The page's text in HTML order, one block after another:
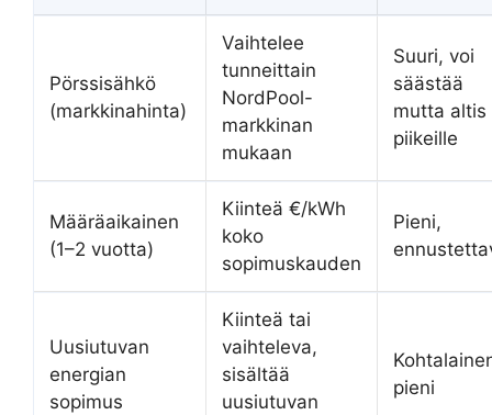
Pörssisähkö
(markkinahinta)
Vaihtelee
tunneittain
NordPool-
markkinan
mukaan
Suuri, voi
säästää
mutta altis
piikeille
Määräaikainen
(1–2 vuotta)
Kiinteä €/kWh
koko
sopimuskauden
Pieni,
Uusiutuvan
energian
sopimus
Kiinteä tai
vaihteleva,
sisältää
uusiutuvan
pieni